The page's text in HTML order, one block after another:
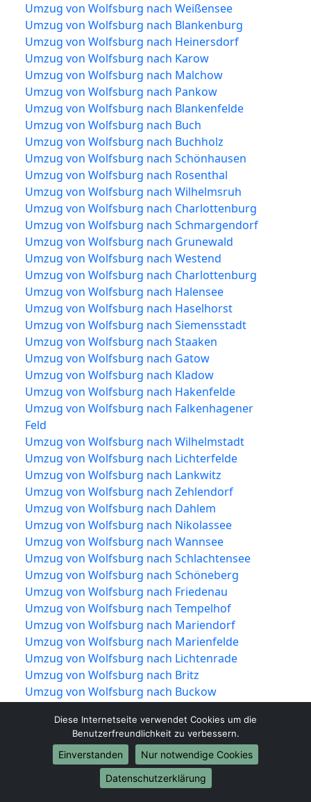
Umzug von Wolfsburg nach Weißensee
Umzug von Wolfsburg nach Blankenburg
Umzug von Wolfsburg nach Heinersdorf
Umzug von Wolfsburg nach Karow
Umzug von Wolfsburg nach Malchow
Umzug von Wolfsburg nach Pankow
Umzug von Wolfsburg nach Blankenfelde
Umzug von Wolfsburg nach Buch
Umzug von Wolfsburg nach Buchholz
Umzug von Wolfsburg nach Schönhausen
Umzug von Wolfsburg nach Rosenthal
Umzug von Wolfsburg nach Wilhelmsruh
Umzug von Wolfsburg nach Charlottenburg
Umzug von Wolfsburg nach Schmargendorf
Umzug von Wolfsburg nach Grunewald
Umzug von Wolfsburg nach Westend
Umzug von Wolfsburg nach Charlottenburg
Umzug von Wolfsburg nach Halensee
Umzug von Wolfsburg nach Haselhorst
Umzug von Wolfsburg nach Siemensstadt
Umzug von Wolfsburg nach Staaken
Umzug von Wolfsburg nach Gatow
Umzug von Wolfsburg nach Kladow
Umzug von Wolfsburg nach Hakenfelde
Umzug von Wolfsburg nach Falkenhagener
Feld
Umzug von Wolfsburg nach Wilhelmstadt
Umzug von Wolfsburg nach Lichterfelde
Umzug von Wolfsburg nach Lankwitz
Umzug von Wolfsburg nach Zehlendorf
Umzug von Wolfsburg nach Dahlem
Umzug von Wolfsburg nach Nikolassee
Umzug von Wolfsburg nach Wannsee
Umzug von Wolfsburg nach Schlachtensee
Umzug von Wolfsburg nach Schöneberg
Umzug von Wolfsburg nach Friedenau
Umzug von Wolfsburg nach Tempelhof
Umzug von Wolfsburg nach Mariendorf
Umzug von Wolfsburg nach Marienfelde
Umzug von Wolfsburg nach Lichtenrade
Umzug von Wolfsburg nach Britz
Umzug von Wolfsburg nach Buckow
Umzug von Wolfsburg nach Gropiusstadt
Umzug von Wolfsburg nach Plänterwald
Umzug von Wolfsburg nach Baumschulenweg
Umzug von Wolfsburg nach Johannisthal
Umzug von Wolfsburg nach
Diese Internetseite verwendet Cookies um die
Benutzerfreundlichkeit zu verbessern.
Einverstanden
Nur notwendige Cookies
Datenschutzerklärung